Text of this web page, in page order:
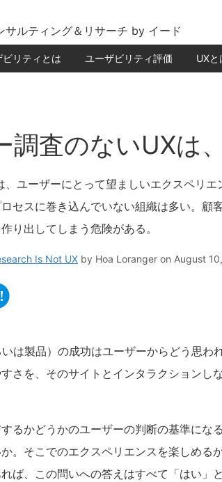
サルティング＆リサーチ by イード
ビリティとは ユーザビリティ評価 UXと
調査のないUXは
、ユーザーにとって望ましいエクスペリエ
セスに巻き込んでいない組織は多い。顧
り出してしまう危険がある。
Is Not UX by Hoa Loranger on August
は製品）の成功はユーザーからどう思わ
さを、そのサイトとインタラクションし
るかどうかのユーザーの判断の基準にな
。そこでのエクスペリエンスを楽しめる
ば、この問いへの答えはすべて「はい」